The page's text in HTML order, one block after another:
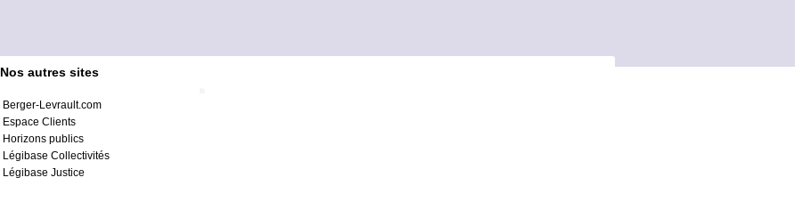
Nos autres sites
Berger-Levrault.com
Espace Clients
Horizons publics
Légibase Collectivités
Légibase Justice